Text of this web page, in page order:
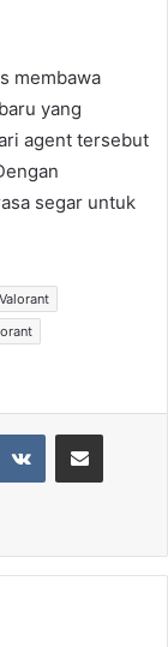
membawa
yang
agent tersebut
segar untuk